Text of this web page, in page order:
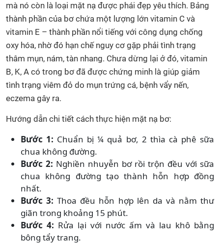
mà nó còn là loại mặt nạ được phái đẹp yêu thích. Bảng
thành phần của bơ chứa một lượng lớn vitamin C và
vitamin E – thành phần nổi tiếng với công dụng chống
oxy hóa, nhờ đó hạn chế nguy cơ gặp phải tình trạng
thâm mụn, nám, tàn nhang. Chưa dừng lại ở đó, vitamin
B, K, A có trong bơ đã được chứng minh là giúp giảm
tình trạng viêm đỏ do mụn trứng cá, bệnh vẩy nến,
eczema gây ra.
Hướng dẫn chi tiết cách thực hiện mặt nạ bơ:
Bước 1: Chuẩn bị ¼ quả bơ, 2 thìa cà phê sữa
chua không đường.
Bước 2: Nghiền nhuyễn bơ rồi trộn đều với sữa
chua không đường tạo thành hỗn hợp đồng
nhất.
Bước 3: Thoa đều hỗn hợp lên da và nằm thư
giãn trong khoảng 15 phút.
Bước 4: Rửa lại với nước ấm và lau khô bằng
bông tẩy trang.